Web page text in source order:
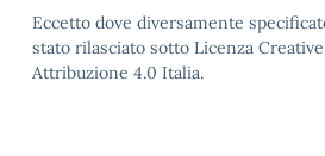
Eccetto dove diversamente
stato rilasciato sotto Licenza
Attribuzione 4.0 Italia.